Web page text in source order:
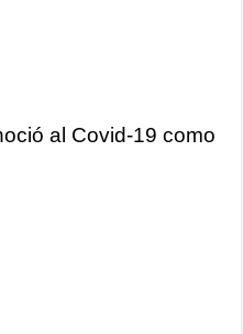
al Covid-19 como